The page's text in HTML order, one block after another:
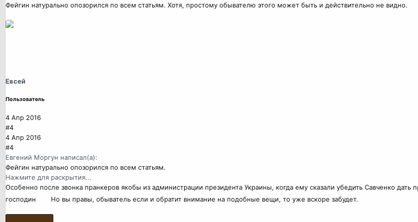
Фейгин натурально опозорился по всем статьям. Хотя, простому обывателю этого может быть и действительно не видно.
Евсей
Пользователь
4 Апр 2016
#4
4 Апр 2016
#4
Евгений Моргун написал(а):
Фейгин натурально опозорился по всем статьям.
Нажмите для раскрытия...
Особенно после звонка пранкеров якобы из администрации президента Украины, когда ему сказали убедить Савченко
господин
Но вы правы, обыватель если и обратит внимание на подобные вещи, то уже вскоре забудет.